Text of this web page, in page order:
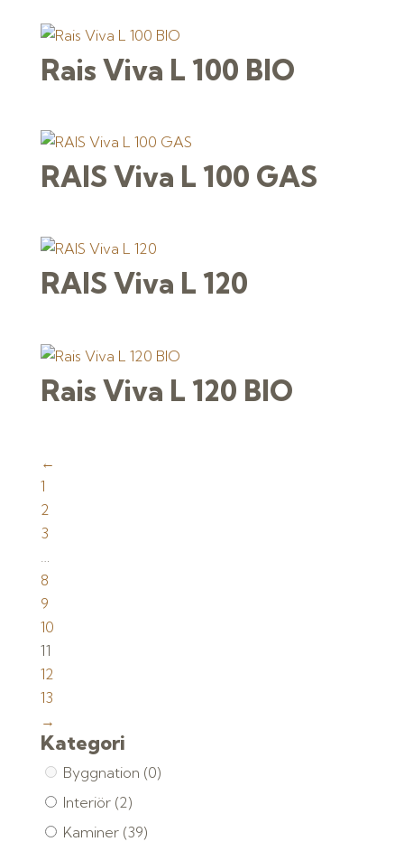
Rais Viva L 100 BIO
RAIS Viva L 100 GAS
RAIS Viva L 120
Rais Viva L 120 BIO
←
1
2
3
8
9
10
11
12
13
→
Kategori
Byggnation (0)
Interiör (2)
Kaminer (39)